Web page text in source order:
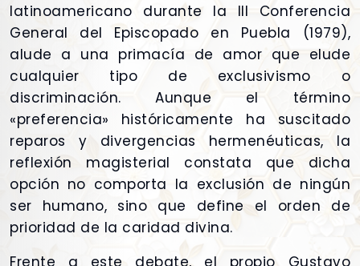
latinoamericano durante la III Conferencia
General del Episcopado en Puebla (1979),
alude a una primacía de amor que elude
cualquier tipo de exclusivismo o
discriminación. Aunque el término
«preferencia» históricamente ha suscitado
reparos y divergencias hermenéuticas, la
reflexión magisterial constata que dicha
opción no comporta la exclusión de ningún
ser humano, sino que define el orden de
prioridad de la caridad divina.
Frente a este debate, el propio Gustavo